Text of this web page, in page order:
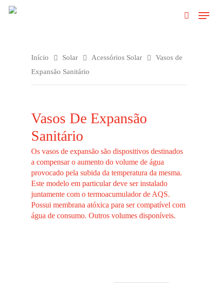
para fechar
Início Solar Acessórios Solar
Vasos de
Expansão Sanitário
Vasos De Expansão
Sanitário
Os vasos de expansão são dispositivos destinados
a compensar o aumento do volume de água
provocado pela subida da temperatura da mesma.
Este modelo em particular deve ser instalado
juntamente com o termoacumulador de AQS.
Possui membrana atóxica para ser compatível com
água de consumo. Outros volumes disponíveis.